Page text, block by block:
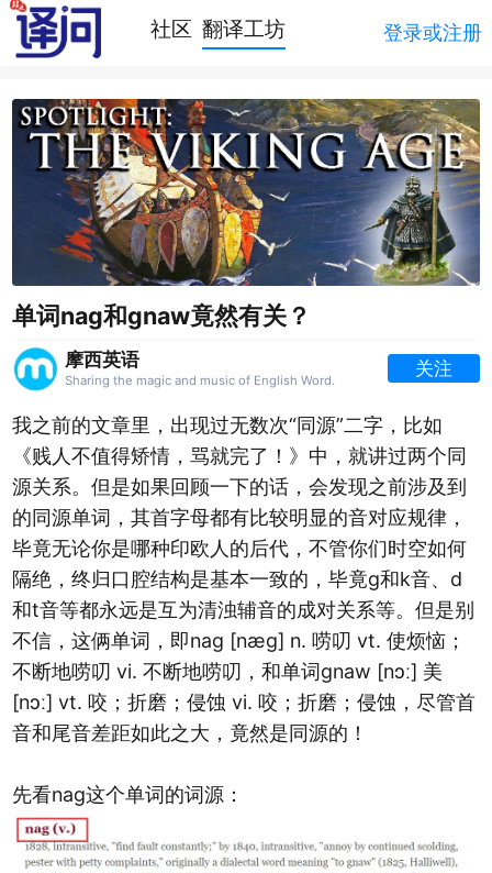
社区 翻译工坊 登录或注册
单词nag和gnaw竟然有关？
摩西英语
Sharing the magic and music of English Word.
关注
我之前的文章里，出现过无数次“同源”二字，比如
《贱人不值得矫情，骂就完了！》中，就讲过两个同
源关系。但是如果回顾一下的话，会发现之前涉及到
的同源单词，其首字母都有比较明显的音对应规律，
毕竟无论你是哪种印欧人的后代，不管你们时空如何
隔绝，终归口腔结构是基本一致的，毕竟g和k音、d
和t音等都永远是互为清浊辅音的成对关系等。但是别
不信，这俩单词，即nag [næɡ] n. 唠叨 vt. 使烦恼；
不断地唠叨 vi. 不断地唠叨，和单词gnaw [nɔː] 美
[nɔː] vt. 咬；折磨；侵蚀 vi. 咬；折磨；侵蚀，尽管首
音和尾音差距如此之大，竟然是同源的！
先看nag这个单词的词源：